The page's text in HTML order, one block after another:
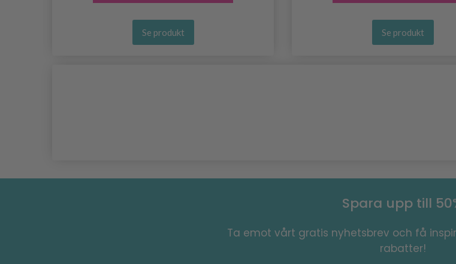
Se produkt Se produkt
Spara upp till
Ta emot vårt gratis nyhetsbrev och få
rabatter!